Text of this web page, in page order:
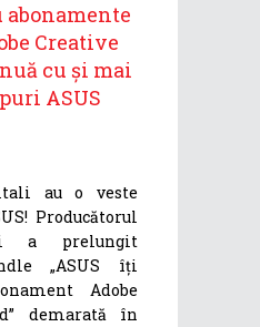
abonamente
Creative
cu și mai
ASUS
au o veste
Producătorul
a prelungit
„ASUS îți
Adobe
demarată în